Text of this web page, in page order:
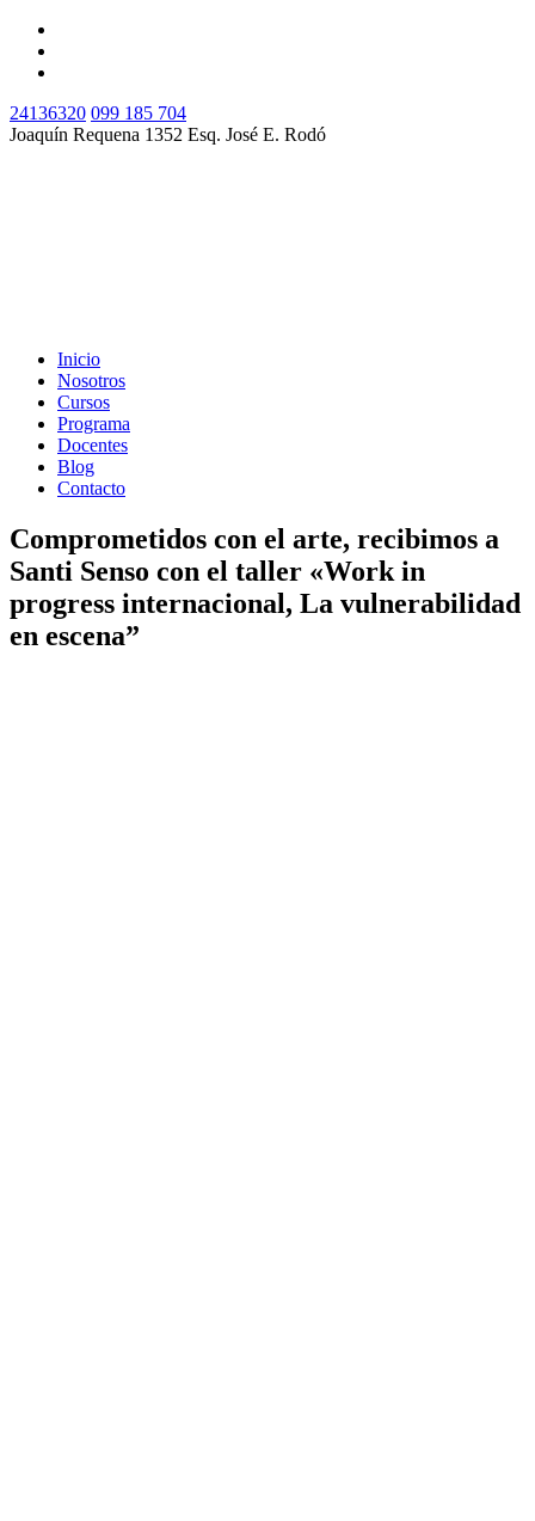
24136320 099 185 704
Joaquín Requena 1352 Esq. José E. Rodó
Inicio
Nosotros
Cursos
Programa
Docentes
Blog
Contacto
Comprometidos con el arte, recibimos a
Santi Senso con el taller «Work in
progress internacional, La vulnerabilidad
en escena”